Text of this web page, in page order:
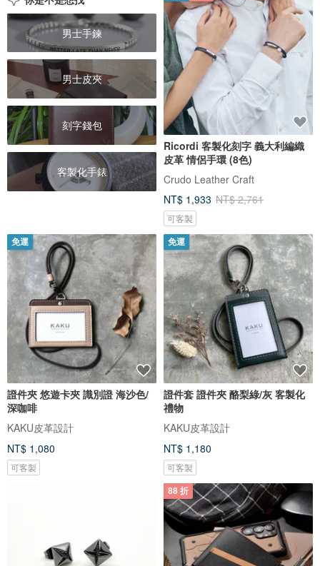
男士手鍊
男士皮夾
刻字錢包
客製化手錶
Ricordi 客製化刻字 義大利編織
皮革 情侶手環 (8色)
Crudo Leather Craft
NT$ 1,933 NT$ 2,761
可客製
免運
證件夾 悠遊卡夾 識別證 海沙色/
深咖啡
KAKU皮革設計
NT$ 1,080
可客製
免運
證件套 證件夾 酪梨綠/灰 客製化
禮物
KAKU皮革設計
NT$ 1,180
可客製
88 折